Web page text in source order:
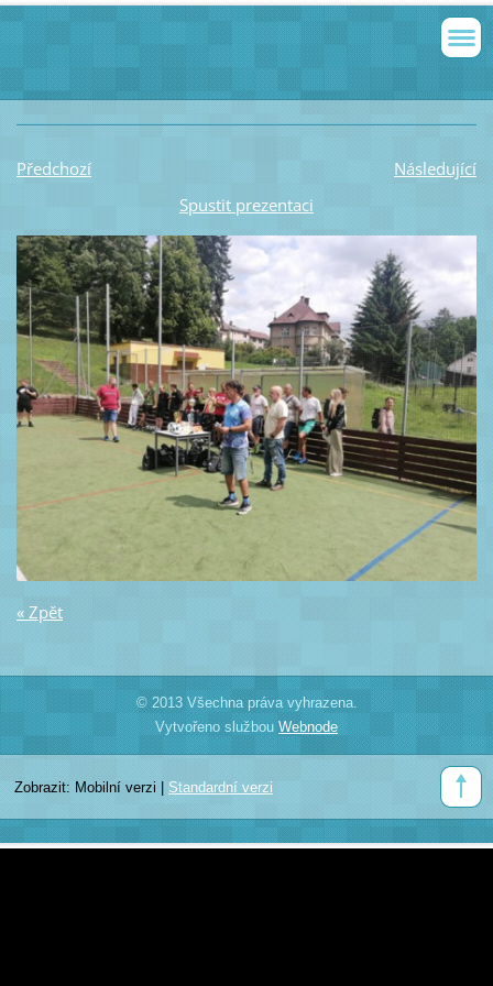
Předchozí
Následující
Spustit prezentaci
« Zpět
© 2013 Všechna práva vyhrazena.
Vytvořeno službou Webnode
Zobrazit: Mobilní verzi Standardní verzi